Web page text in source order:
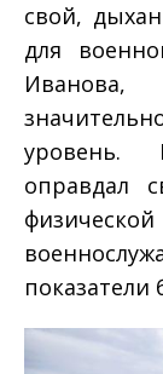
свой,
для
уровень.
оправдал
показатели